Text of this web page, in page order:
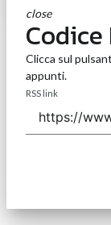
close
Codice
Clicca sul
appunti.
RSS link